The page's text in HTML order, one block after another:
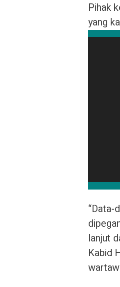
Pihak
yang
“Data-
lanjut
Kabid